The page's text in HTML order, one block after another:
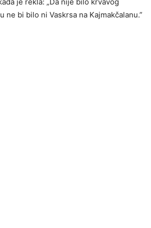
ne bi bilo ni Vaskrsa na Kajmakčalanu.”